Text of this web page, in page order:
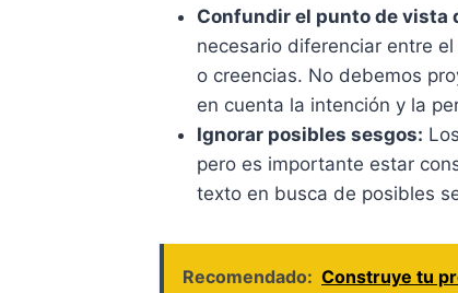
Confundir el punto de vista
necesario diferenciar entre
o creencias. No debemos
en cuenta la intención y la
Ignorar posibles sesgos:
pero es importante estar
texto en busca de posibles
Recomendado: Construye tu